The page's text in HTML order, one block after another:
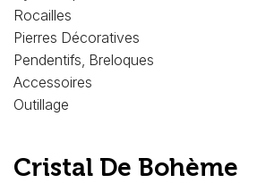
Encadrement
mail
Rocailles
Pierres Décoratives
Pendentifs, Breloques
Accessoires
Outillage
Cristal De Bohème